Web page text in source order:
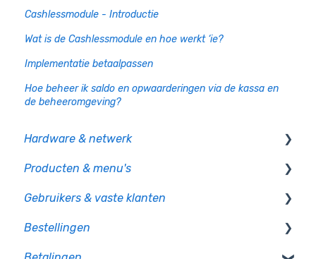
Cashlessmodule - Introductie
Wat is de Cashlessmodule en hoe werkt ‘ie?
Implementatie betaalpassen
Hoe beheer ik saldo en opwaarderingen via de kassa en
de beheeromgeving?
Hardware & netwerk
Kassa
PIO
CCV pinautomaten
Producten & menu's
Producten
Productcategorie & indeling
Gebruikers & vaste klanten
Gebruikersbeheer
Bestellingen